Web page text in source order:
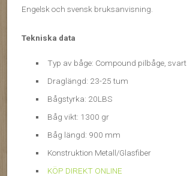
Engelsk och svensk bruksanvisning.
Tekniska data
Typ av båge: Compound pilbåge, svart
Draglängd: 23-25 tum
Bågstyrka: 20LBS
Båg vikt: 1300 gr
Båg längd: 900 mm
Konstruktion Metall/Glasfiber
KÖP DIREKT ONLINE